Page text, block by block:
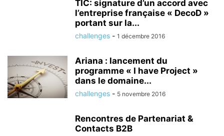
TIC: signature d’un accord avec
l’entreprise française « DecoD »
portant sur la...
challenges - 1 décembre 2016
Ariana : lancement du
programme « I have Project »
dans le domaine...
challenges - 5 novembre 2016
Rencontres de Partenariat &
Contacts B2B